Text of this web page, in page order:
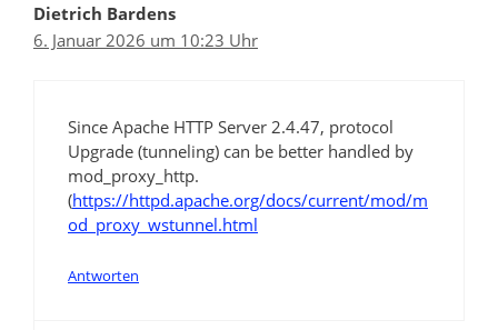
Dietrich Bardens
6. Januar 2026 um 10:23 Uhr
Since Apache HTTP Server 2.4.47, protocol
Upgrade (tunneling) can be better handled by
mod_proxy_http.
(https://httpd.apache.org/docs/current/mod/m
od_proxy_wstunnel.html
Antworten